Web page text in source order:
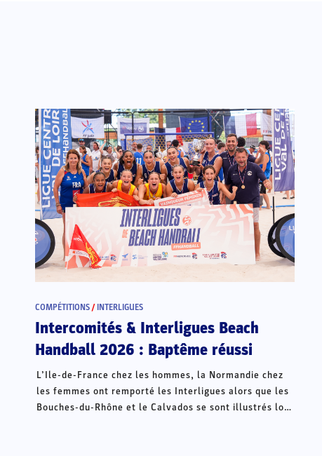
COMPÉTITIONS / INTERLIGUES
Intercomités & Interligues Beach
Handball 2026 : Baptême réussi
L’Ile-de-France chez les hommes, la Normandie chez
les femmes ont remporté les Interligues alors que les
Bouches-du-Rhône et le Calvados se sont illustrés lors